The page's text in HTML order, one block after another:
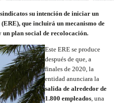
su intención de iniciar un
que incluirá un mecanismo de
plan social de recolocación.
Este ERE se produce
después de que, a
finales de 2020, la
entidad anunciara la
salida de alrededor de
1.800 empleados, una